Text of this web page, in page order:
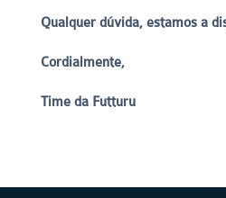
Qualquer dúvida, estamos a
Cordialmente,
Time da Futturu